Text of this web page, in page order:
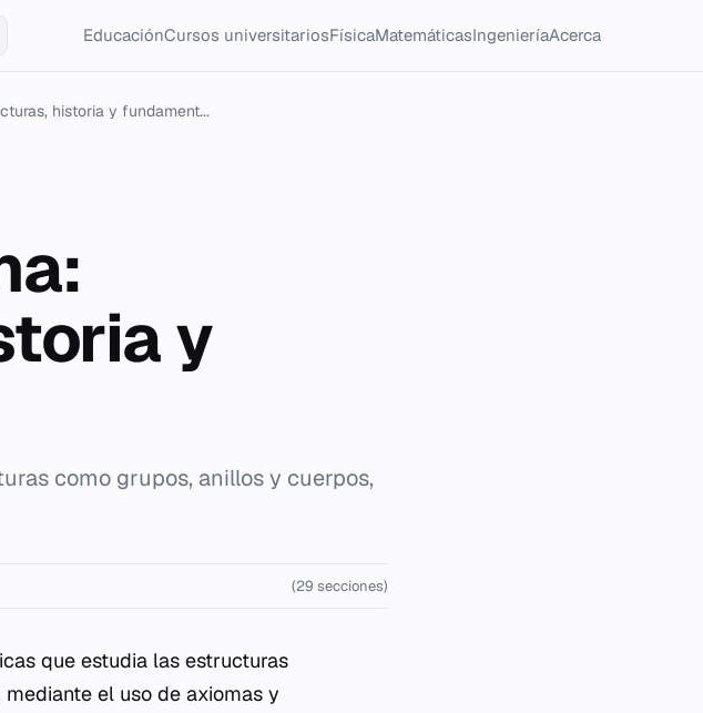
EducaciónCursos universitariosFísicaMatemáticasIngenieríaAcerca
historia y fundament...
y
como grupos, anillos y cuerpos,
(29 secciones)
que estudia las estructuras
el uso de axiomas y